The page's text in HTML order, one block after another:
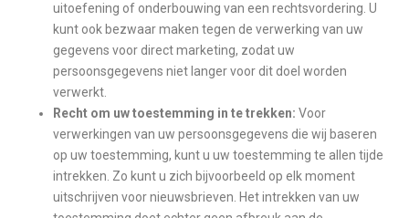
uitoefening of onderbouwing van een rechtsvordering. U
kunt ook bezwaar maken tegen de verwerking van uw
gegevens voor direct marketing, zodat uw
persoonsgegevens niet langer voor dit doel worden
verwerkt.
Recht om uw toestemming in te trekken: Voor
verwerkingen van uw persoonsgegevens die wij baseren
op uw toestemming, kunt u uw toestemming te allen tijde
intrekken. Zo kunt u zich bijvoorbeeld op elk moment
uitschrijven voor nieuwsbrieven. Het intrekken van uw